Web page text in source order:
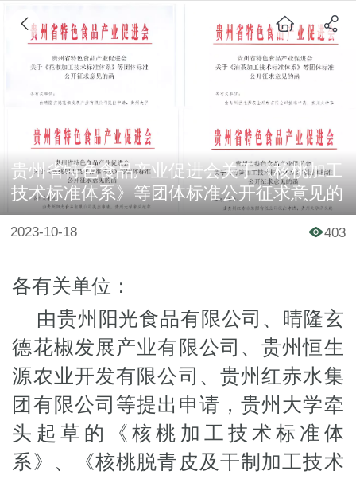
贵州省特色食品产业促进会关于《核桃加工
技术标准体系》等团体标准公开征求意见的
函
2023-10-18 403
各有关单位：
由贵州阳光食品有限公司、晴隆玄
德花椒发展产业有限公司、贵州恒生
源农业开发有限公司、贵州红赤水集
团有限公司等提出申请，贵州大学牵
头起草的《核桃加工技术标准体
系》、《核桃脱青皮及干制加工技术